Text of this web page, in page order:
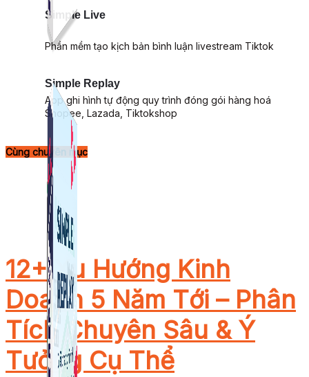
Simple Replay
App ghi hình tự động quy trình đóng gói hàng hoá
Shopee, Lazada, Tiktokshop
Simple Live
Phần mềm tạo kịch bản bình luận livestream Tiktok
Cùng chuyên mục
12+ Xu Hướng Kinh
Doanh 5 Năm Tới – Phân
Tích Chuyên Sâu & Ý
Tưởng Cụ Thể